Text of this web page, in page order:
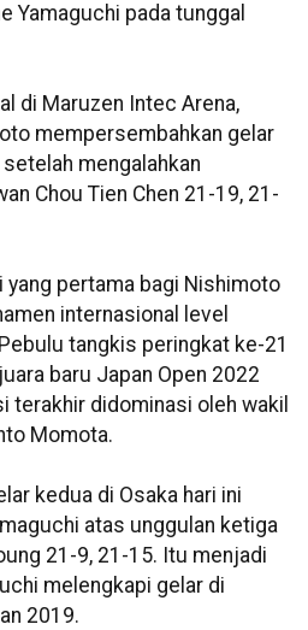
Yamaguchi pada tunggal
di Maruzen Intec Arena,
mempersembahkan gelar
mengalahkan
Chou Tien Chen 21-19, 21-
pertama bagi Nishimoto
internasional level
tangkis peringkat ke-21
baru Japan Open 2022
terakhir didominasi oleh wakil
Momota.
kedua di Osaka hari ini
atas unggulan ketiga
21-9, 21-15. Itu menjadi
melengkapi gelar di
2019.